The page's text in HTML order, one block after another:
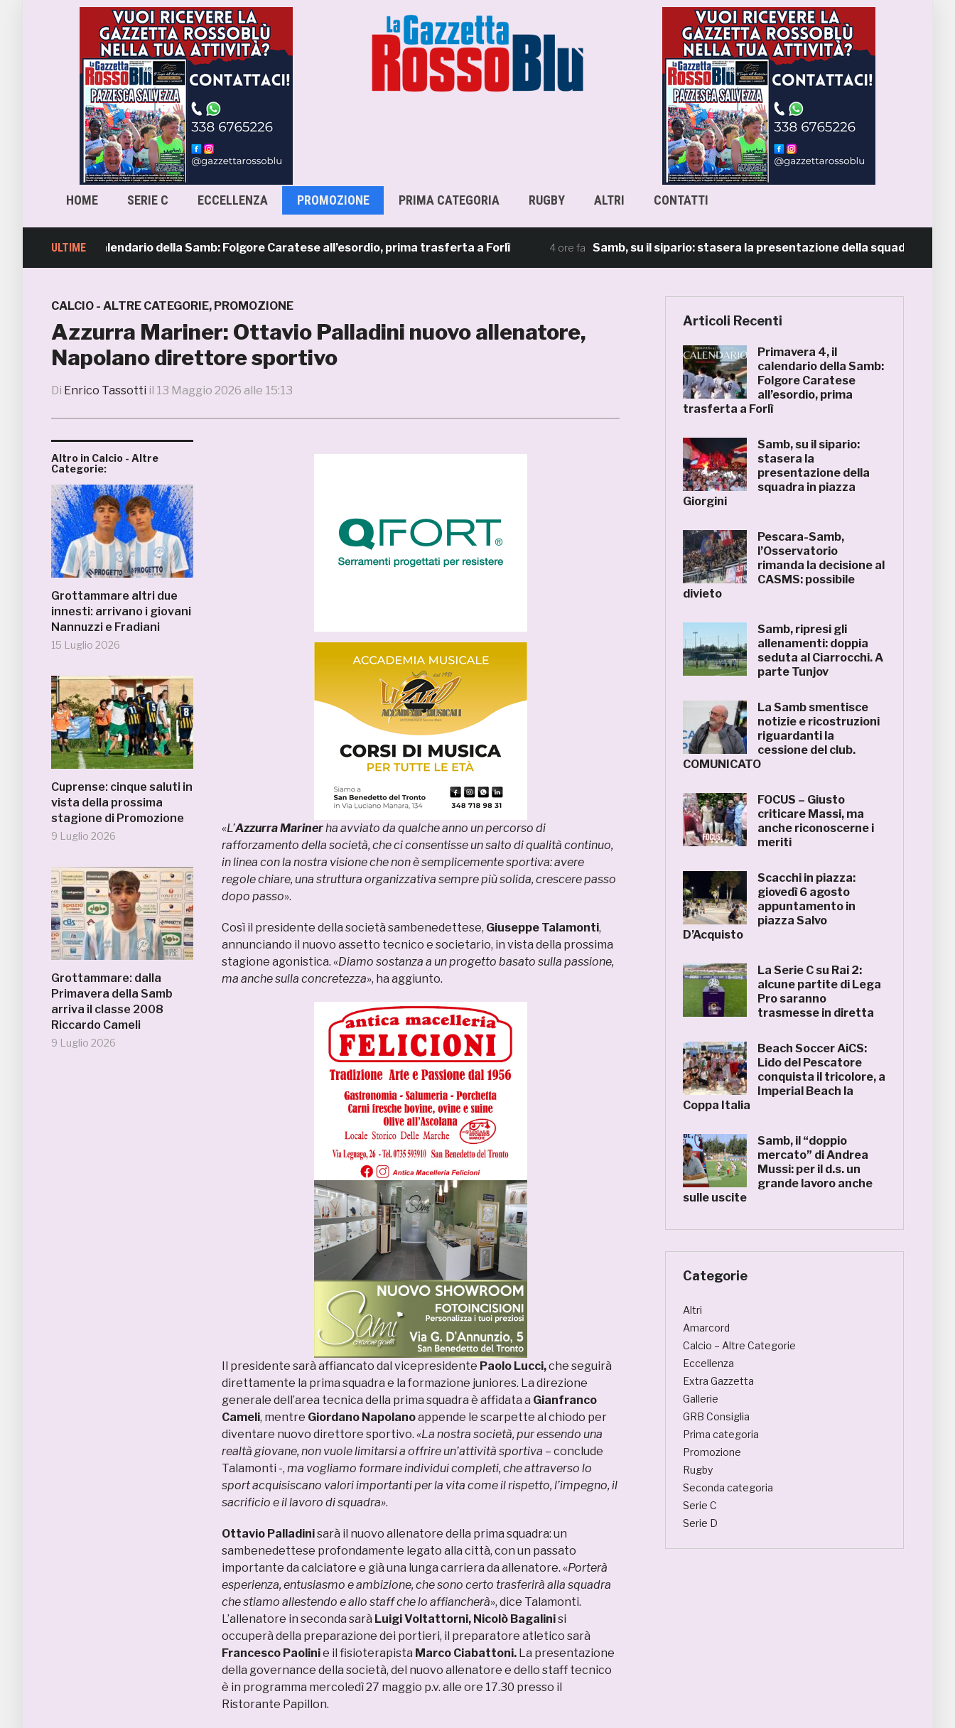
HOME SERIE C ECCELLENZA PROMOZIONE PRIMA CATEGORIA RUGBY ALTRI CONTATTI
ULTIME
4, il calendario della Samb: Folgore Caratese all’esordio, prima trasferta a Forlì 4 ore fa Samb, su il sipario: stasera la presentazione della squadra in piazza
CALCIO - ALTRE CATEGORIE, PROMOZIONE
Azzurra Mariner: Ottavio Palladini nuovo allenatore,
Napolano direttore sportivo
Di Enrico Tassotti il 13 Maggio 2026 alle 15:13
Altro in Calcio - Altre
Categorie:
Grottammare altri due
innesti: arrivano i giovani
Nannuzzi e Fradiani
15 Luglio 2026
Cuprense: cinque saluti in
vista della prossima
stagione di Promozione
9 Luglio 2026
Grottammare: dalla
Primavera della Samb
arriva il classe 2008
Riccardo Cameli
9 Luglio 2026
«L’Azzurra Marinerha avviato da qualche anno un percorso di
rafforzamento della società, che ci consentisse un salto di qualità continuo,
in linea con la nostra visione che non è semplicemente sportiva: avere
regole chiare, una struttura organizzativa sempre più solida, crescere passo
dopo passo».
Così il presidente della società sambenedettese, Giuseppe Talamonti,
annunciando il nuovo assetto tecnico e societario, in vista della prossima
stagione agonistica. «Diamo sostanza a un progetto basato sulla passione,
ma anche sulla concretezza», ha aggiunto.
Il presidente sarà affiancato dal vicepresidente Paolo Lucci,che seguirà
direttamente la prima squadra e la formazione juniores. La direzione
generale dell’area tecnica della prima squadra è affidata a Gianfranco
Cameli, mentre Giordano Napolanoappende le scarpette al chiodo per
diventare nuovo direttore sportivo. «La nostra società, pur essendo una
realtà giovane, non vuole limitarsi a offrire un’attività sportiva – conclude
Talamonti -, ma vogliamo formare individui completi, che attraverso lo
sport acquisiscano valori importanti per la vita come il rispetto, l’impegno, il
sacrificio e il lavoro di squadra».
Ottavio Palladinisarà il nuovo allenatore della prima squadra: un
sambenedettese profondamente legato alla città, con un passato
importante da calciatore e già una lunga carriera da allenatore. «Porterà
esperienza, entusiasmo e ambizione, che sono certo trasferirà alla squadra
che stiamo allestendo e allo staff che lo affiancherà», dice Talamonti.
L’allenatore in seconda sarà Luigi Voltattorni, Nicolò Bagalinisi
occuperà della preparazione dei portieri, il preparatore atletico sarà
Francesco Paolinie il fisioterapista Marco Ciabattoni. La presentazione
della governance della società, del nuovo allenatore e dello staff tecnico
è in programma mercoledì 27 maggio p.v. alle ore 17.30 presso il
Ristorante Papillon.
Articoli Recenti
Primavera 4, il
calendario della Samb:
Folgore Caratese
all’esordio, prima
trasferta a Forlì
Samb, su il sipario:
stasera la
presentazione della
squadra in piazza
Giorgini
Pescara-Samb,
l’Osservatorio
rimanda la decisione al
CASMS: possibile
divieto
Samb, ripresi gli
allenamenti: doppia
seduta al Ciarrocchi. A
parte Tunjov
La Samb smentisce
notizie e ricostruzioni
riguardanti la
cessione del club.
COMUNICATO
FOCUS – Giusto
criticare Massi, ma
anche riconoscerne i
meriti
Scacchi in piazza:
giovedì 6 agosto
appuntamento in
piazza Salvo
D’Acquisto
La Serie C su Rai 2:
alcune partite di Lega
Pro saranno
trasmesse in diretta
Beach Soccer AiCS:
Lido del Pescatore
conquista il tricolore, a
Imperial Beach la
Coppa Italia
Samb, il “doppio
mercato” di Andrea
Mussi: per il d.s. un
grande lavoro anche
sulle uscite
Categorie
Altri
Amarcord
Calcio – Altre Categorie
Eccellenza
Extra Gazzetta
Gallerie
GRB Consiglia
Prima categoria
Promozione
Rugby
Seconda categoria
Serie C
Serie D